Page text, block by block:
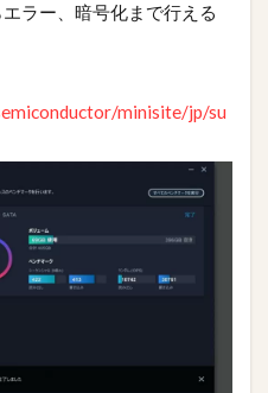
ラー、暗号化まで行える
minisite/jp/su